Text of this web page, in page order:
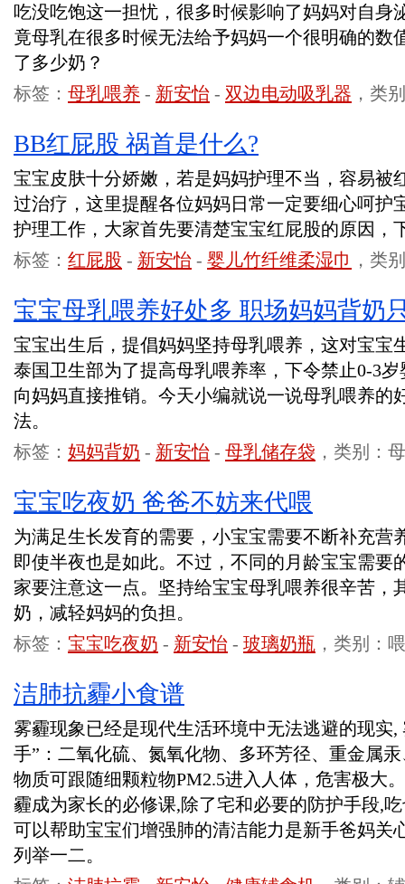
吃没吃饱这一担忧，很多时候影响了妈妈对自身
竟母乳在很多时候无法给予妈妈一个很明确的数
了多少奶？
标签： 母乳喂养 - 新安怡 - 双边电动吸乳器 ，类
BB红屁股 祸首是什么?
宝宝皮肤十分娇嫩，若是妈妈护理不当，容易被
过治疗，这里提醒各位妈妈日常一定要细心呵护
护理工作，大家首先要清楚宝宝红屁股的原因，
标签： 红屁股 - 新安怡 - 婴儿竹纤维柔湿巾 ，类
宝宝母乳喂养好处多 职场妈妈背奶
宝宝出生后，提倡妈妈坚持母乳喂养，这对宝宝
泰国卫生部为了提高母乳喂养率，下令禁止0-3
向妈妈直接推销。今天小编就说一说母乳喂养的
法。
标签： 妈妈背奶 - 新安怡 - 母乳储存袋 ，类别：
宝宝吃夜奶 爸爸不妨来代喂
为满足生长发育的需要，小宝宝需要不断补充营
即使半夜也是如此。不过，不同的月龄宝宝需要
家要注意这一点。坚持给宝宝母乳喂养很辛苦，
奶，减轻妈妈的负担。
标签： 宝宝吃夜奶 - 新安怡 - 玻璃奶瓶 ，类别：
洁肺抗霾小食谱
雾霾现象已经是现代生活环境中无法逃避的现实,
手”：二氧化硫、氮氧化物、多环芳径、重金属
物质可跟随细颗粒物PM2.5进入人体，危害极大
霾成为家长的必修课,除了宅和必要的防护手段,
可以帮助宝宝们增强肺的清洁能力是新手爸妈关
列举一二。